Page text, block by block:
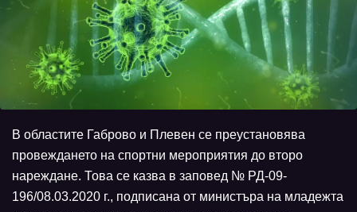
В областите Габрово и Плевен се преустановява
провеждането на спортни мероприятия до второ
нареждане. Това се казва в заповед № РД-09-
196/08.03.2020 г., подписана от министъра на младежта